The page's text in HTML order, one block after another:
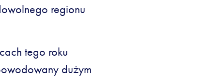
regionu
tego roku
dużym